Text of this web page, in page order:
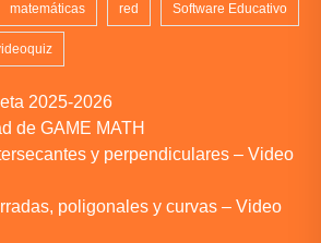
matemáticas red Software Educativo
2025-2026
de GAME MATH
y perpendiculares – Video
poligonales y curvas – Video